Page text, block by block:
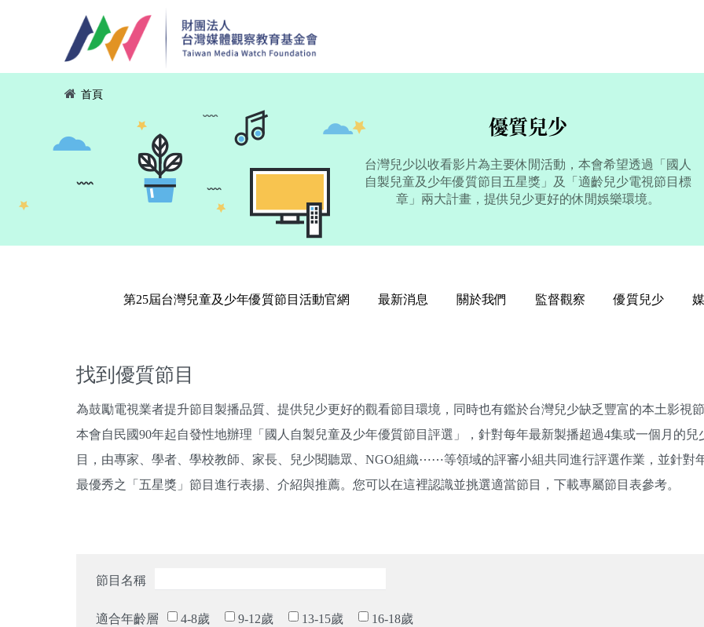
您在這裡
首頁
優質兒少
台灣兒少以收看影片為主要休閒活動，本會希望透過「國人
自製兒童及少年優質節目五星獎」及「適齡兒少電視節目標
章」兩大計畫，提供兒少更好的休閒娛樂環境。
第25屆台灣兒童及少年優質節目活動官網 最新消息 關於我們 監督觀察 優質兒少
找到優質節目
為鼓勵電視業者提升節目製播品質、提供兒少更好的觀看節目環境，同時也有鑑於台灣兒少缺乏豐富的本土影視節
本會自民國90年起自發性地辦理「國人自製兒童及少年優質節目評選」，針對每年最新製播超過4集或一個月的兒
目，由專家、學者、學校教師、家長、兒少閱聽眾、NGO組織⋯⋯等領域的評審小組共同進行評選作業，並針對
最優秀之「五星獎」節目進行表揚、介紹與推薦。您可以在這裡認識並挑選適當節目，下載專屬節目表參考。
節目名稱
適合年齡層 4-8歲 9-12歲 13-15歲 16-18歲